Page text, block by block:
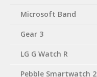
Microsoft Band
Gear 3
LG G Watch R
Pebble Smartwatch 2